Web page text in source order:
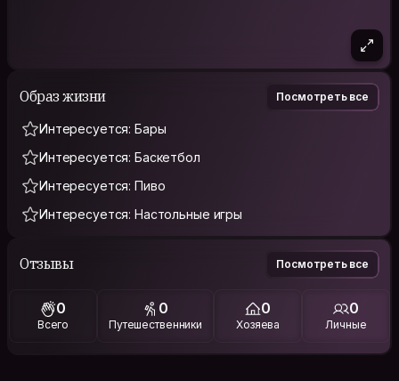
Образ жизни Посмотреть все
Интересуется: Бары
Интересуется: Баскетбол
Интересуется: Пиво
Интересуется: Настольные игры
Отзывы Посмотреть все
0
Всего
0
Путешественники
0
Хозяева
0
Личные